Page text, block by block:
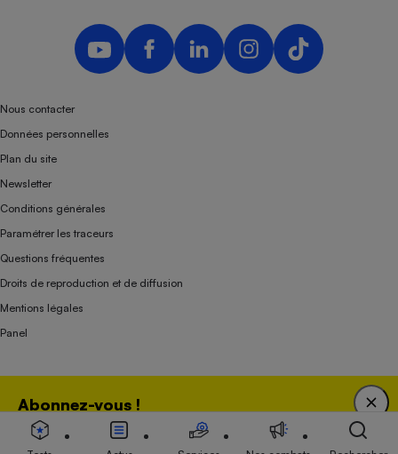
Abonnez-vous !
Bénéficiez d'une expertise unique tout en soutenant
Nous contacter
Données personnelles
Plan du site
Newsletter
Conditions générales
Paramétrer les traceurs
Questions fréquentes
Droits de reproduction et de diffusion
Mentions légales
Panel
Association indépendante de l’État, des syndicats, des producteurs et des
distributeurs depuis 1951.